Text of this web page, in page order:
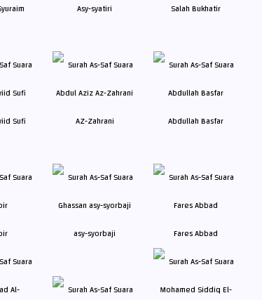
Asy-syatiri Salah Bukhatir
Sufi AZ-Zahrani Abdullah Basfar
asy-syorbaji Fares Abbad